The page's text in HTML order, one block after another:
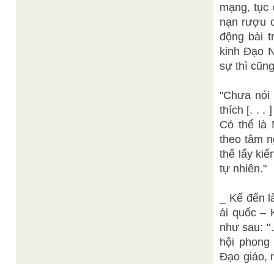
mạng, tục
nạn rượu
động bài
kinh Đạo
sự thì
"Chưa
thích [. . .
Có thể là
theo tâm
thể lấy
tự nhiên."
_ Kế đến
ái quốc –
như sau:
hội
Đạo giáo,